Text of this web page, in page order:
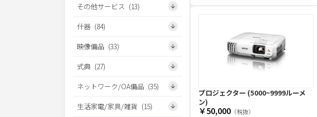
その他サービス (13)
什器 (84)
映像備品 (33)
式典 (27)
ネットワーク/OA備品 (35)
生活家電/家具/雑貨 (15)
プロジェクター (5000~9999ルーメ
ン)
￥50,000 （税抜）